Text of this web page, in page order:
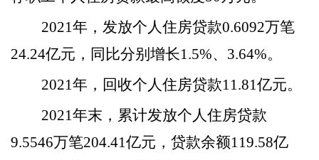
2021年，发放个人住房贷款0.6092万笔
24.24亿元，同比分别增长1.5%、3.64%。
2021年，回收个人住房贷款11.81亿元。
2021年末，累计发放个人住房贷款
9.5546万笔204.41亿元，贷款余额119.58亿